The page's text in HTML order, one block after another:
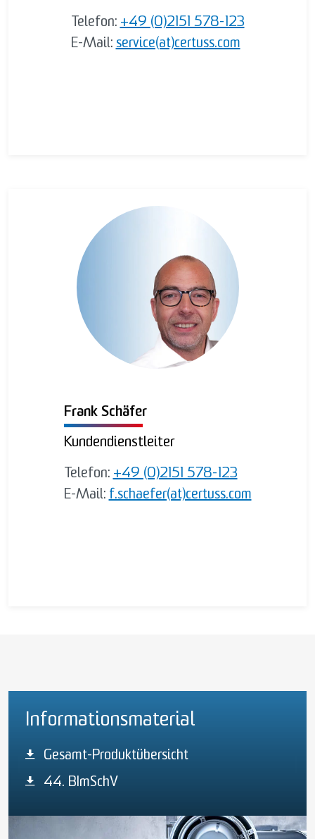
Telefon: +49 (0)2151 578-123
E-Mail: service(at)certuss.com
Kundendienstleiter
Frank Schäfer
Telefon: +49 (0)2151 578-123
E-Mail: f.schaefer(at)certuss.com
Informationsmaterial
Gesamt-Produktübersicht
44. BImSchV